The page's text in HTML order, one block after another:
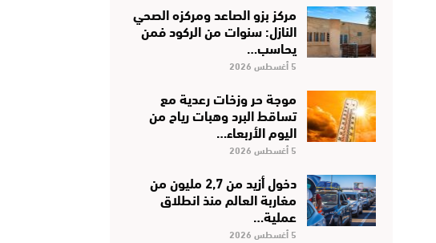
مركز بزو الصاعد ومركزه الصحي
النازل: سنوات من الركود فمن
يحاسب…
5 أغسطس 2026
موجة حر وزخات رعدية مع
تساقط البرد وهبات رياح من
اليوم الأربعاء…
5 أغسطس 2026
دخول أزيد من 2,7 مليون من
مغاربة العالم منذ انطلاق
عملية…
5 أغسطس 2026